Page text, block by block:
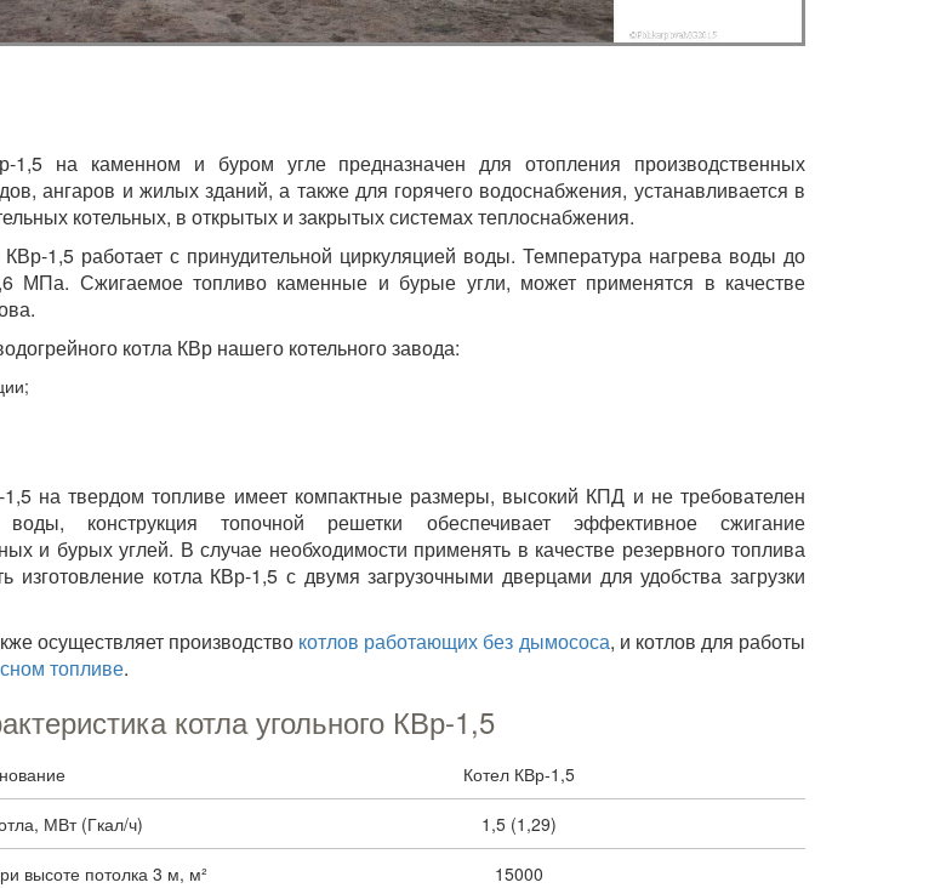
1,5 на каменном и буром угле предназначен для отопления производственных
ангаров и жилых зданий, а также для горячего водоснабжения, устанавливается в
котельных, в открытых и закрытых системах теплоснабжения.
1,5 работает с принудительной циркуляцией воды. Температура нагрева воды до
МПа. Сжигаемое топливо каменные и бурые угли, может применятся в качестве
котла КВр нашего котельного завода:
на твердом топливе имеет компактные размеры, высокий КПД и не требователен
воды, конструкция топочной решетки обеспечивает эффективное сжигание
и бурых углей. В случае необходимости применять в качестве резервного топлива
изготовление котла КВр-1,5 с двумя загрузочными дверцами для удобства загрузки
осуществляет производство котлов работающих без дымососа, и котлов для работы
топливе.
котла угольного КВр-1,5
Котел КВр-1,5
МВт (Гкал/ч) 1,5 (1,29)
высоте потолка 3 м, м² 15000